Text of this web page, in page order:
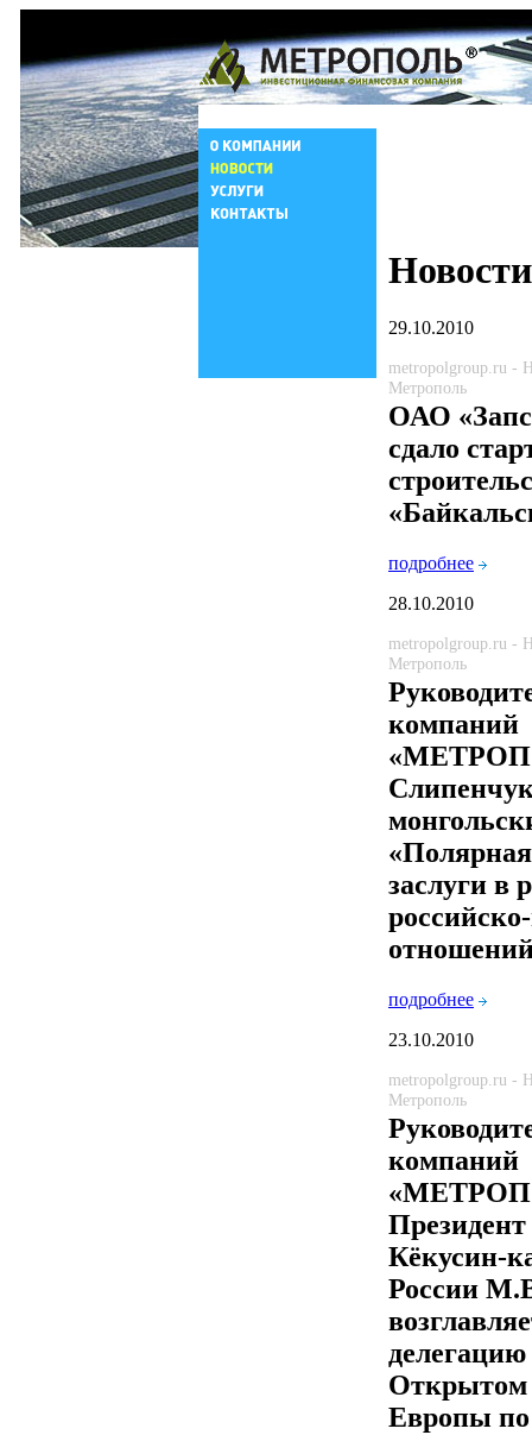
29.10.2010
metropolgroup.ru -
Метрополь
ОАО
сдало
подробнее
28.10.2010
metropolgroup.ru -
Метрополь
компаний
«Полярная
заслуги в
подробнее
23.10.2010
metropolgroup.ru -
Метрополь
компаний
Кёкусин-
России
Открытом
Европы